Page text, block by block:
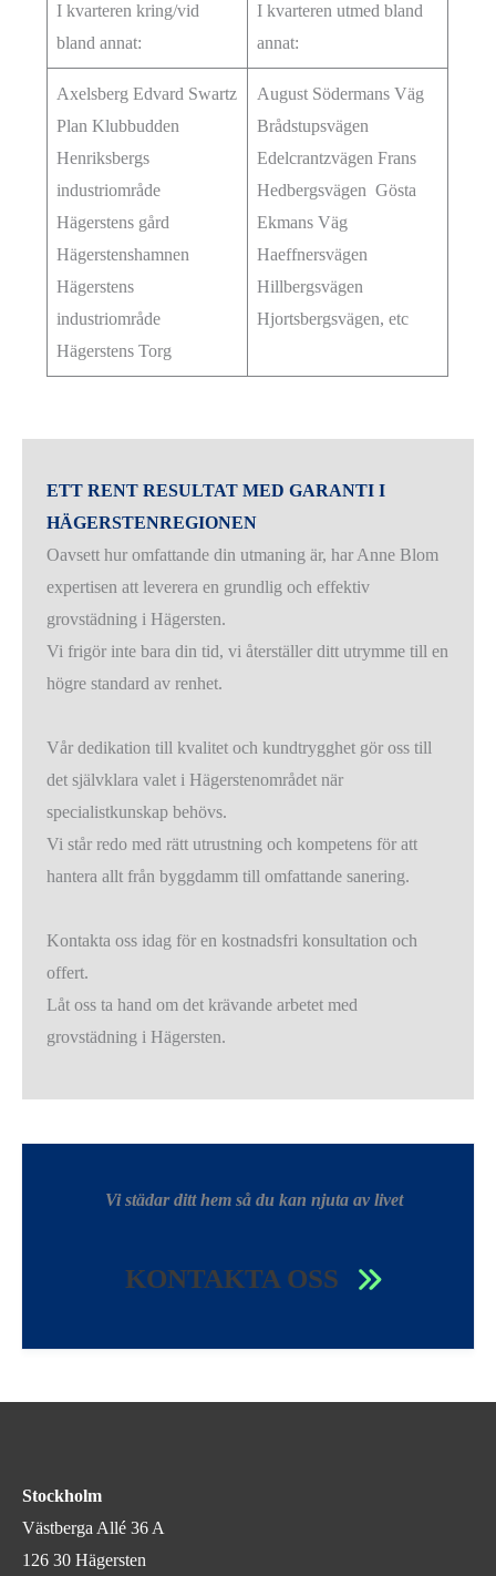
I kvarteren kring/vid
bland annat:
I kvarteren utmed bland
annat:
Axelsberg Edvard Swartz
Plan Klubbudden
Henriksbergs
industriområde
Hägerstens gård
Hägerstenshamnen
Hägerstens
industriområde
Hägerstens Torg
August Södermans Väg
Brådstupsvägen
Edelcrantzvägen Frans
Hedbergsvägen Gösta
Ekmans Väg
Haeffnersvägen
Hillbergsvägen
Hjortsbergsvägen, etc
ETT RENT RESULTAT MED GARANTI I
HÄGERSTENREGIONEN
Oavsett hur omfattande din utmaning är, har Anne Blom
expertisen att leverera en grundlig och effektiv
grovstädning i Hägersten.
Vi frigör inte bara din tid, vi återställer ditt utrymme till en
högre standard av renhet.
Vår dedikation till kvalitet och kundtrygghet gör oss till
det självklara valet i Hägerstenområdet när
specialistkunskap behövs.
Vi står redo med rätt utrustning och kompetens för att
hantera allt från byggdamm till omfattande sanering.
Kontakta oss idag för en kostnadsfri konsultation och
offert.
Låt oss ta hand om det krävande arbetet med
grovstädning i Hägersten.
Vi städar ditt hem så du kan njuta av livet
KONTAKTA OSS
Stockholm
Västberga Allé 36 A
126 30 Hägersten